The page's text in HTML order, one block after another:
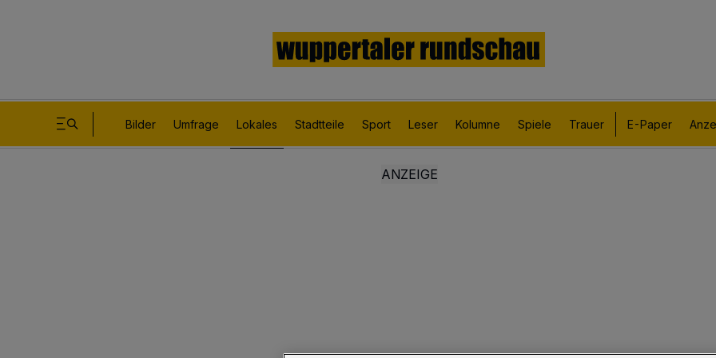
Bilder Umfrage Lokales Stadtteile Sport Leser Kolumne Spiele Trauer E-Paper